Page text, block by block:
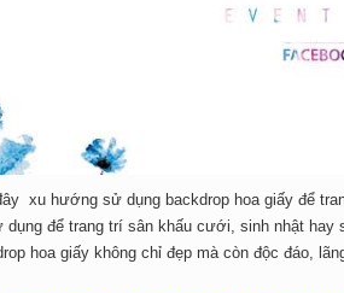
xu hướng sử dụng backdrop hoa giấy để
dụng để trang trí sân khấu cưới, sinh nhật
hoa giấy không chỉ đẹp mà còn độc đáo,